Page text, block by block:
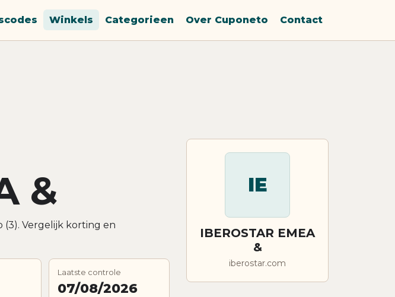
Winkels Categorieen Over Cuponeto Contact
&
(3). Vergelijk korting en
Laatste controle
07/08/2026
IE
IBEROSTAR EMEA
&
iberostar.com